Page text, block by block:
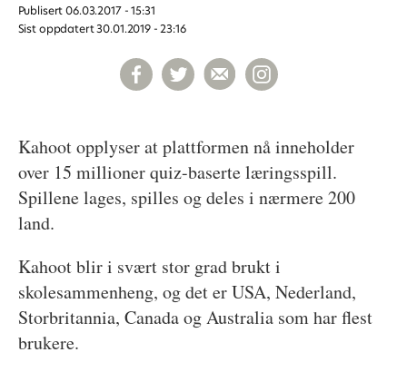
Publisert
06.03.2017 - 15:31
Sist oppdatert 30.01.2019 - 23:16
Kahoot opplyser at plattformen nå inneholder
over 15 millioner quiz-baserte læringsspill.
Spillene lages, spilles og deles i nærmere 200
land.
Kahoot blir i svært stor grad brukt i
skolesammenheng, og det er USA, Nederland,
Storbritannia, Canada og Australia som har flest
brukere.